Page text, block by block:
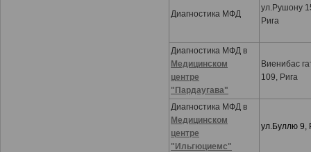
Диагностика МФД
ул.Рушону
Рига
Диагностика МФД в
Медицинском
центре
"Пардаугава"
Виенибас
109, Рига
Диагностика МФД в
Медицинском
центре
"Ильгюциемс"
ул.Буллю 9,